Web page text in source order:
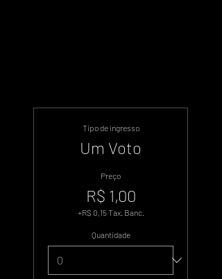
Tipo de ingresso
Um Voto
Preço
R$ 1,00
+R$ 0,15 Tax. Banc.
Quantidade